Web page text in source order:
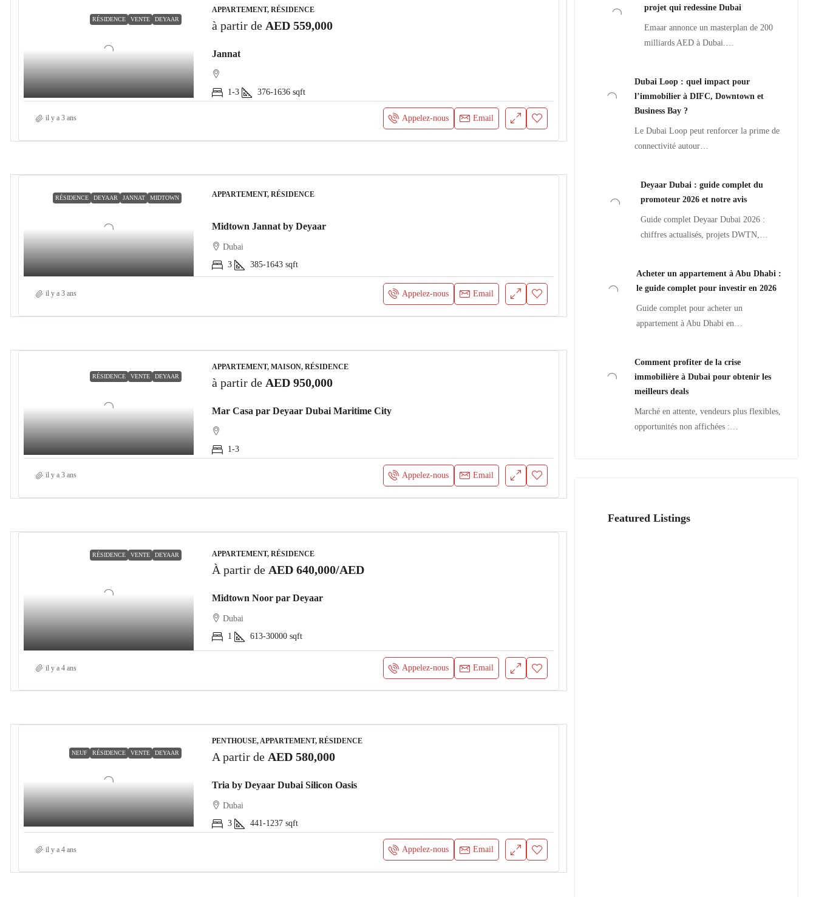
RÉSIDENCE VENTE DEYAAR
APPARTEMENT, RÉSIDENCE
à partir de AED 559,000
Jannat
1-3 376-1636 sqft
il y a 3 ans Appelez-nous Email
RÉSIDENCE DEYAAR JANNAT MIDTOWN APPARTEMENT, RÉSIDENCE
Midtown Jannat by Deyaar
Dubai
3
385-1643 sqft
il y a 3 ans Appelez-nous Email
RÉSIDENCE VENTE DEYAAR
APPARTEMENT, MAISON, RÉSIDENCE
à partir de AED 950,000
Mar Casa par Deyaar Dubai Maritime City
1-3
il y a 3 ans Appelez-nous Email
RÉSIDENCE VENTE DEYAAR APPARTEMENT, RÉSIDENCE
À partir de AED 640,000/AED
Midtown Noor par Deyaar
Dubai
1
613-30000 sqft
il y a 4 ans Appelez-nous Email
NEUF RÉSIDENCE VENTE DEYAAR
PENTHOUSE, APPARTEMENT, RÉSIDENCE
A partir de AED 580,000
Tria by Deyaar Dubai Silicon Oasis
Dubai
3
441-1237 sqft
il y a 4 ans Appelez-nous Email
projet qui redessine Dubai
Emaar annonce un masterplan de 200
milliards AED à Dubai.…
Dubai Loop : quel impact pour
l’immobilier à DIFC, Downtown et
Business Bay ?
Le Dubai Loop peut renforcer la prime de
connectivité autour…
Deyaar Dubai : guide complet du
promoteur 2026 et notre avis
Guide complet Deyaar Dubai 2026 :
chiffres actualisés, projets DWTN,…
Acheter un appartement à Abu Dhabi :
le guide complet pour investir en 2026
Guide complet pour acheter un
appartement à Abu Dhabi en…
Comment profiter de la crise
immobilière à Dubai pour obtenir les
meilleurs deals
Marché en attente, vendeurs plus flexibles,
opportunités non affichées :…
Featured Listings